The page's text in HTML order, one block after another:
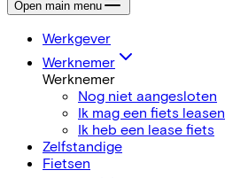
Open main menu
Werkgever
Werknemer
Werknemer
Nog niet aangesloten
Ik mag een fiets leasen
Ik heb een lease fiets
Zelfstandige
Fietsen